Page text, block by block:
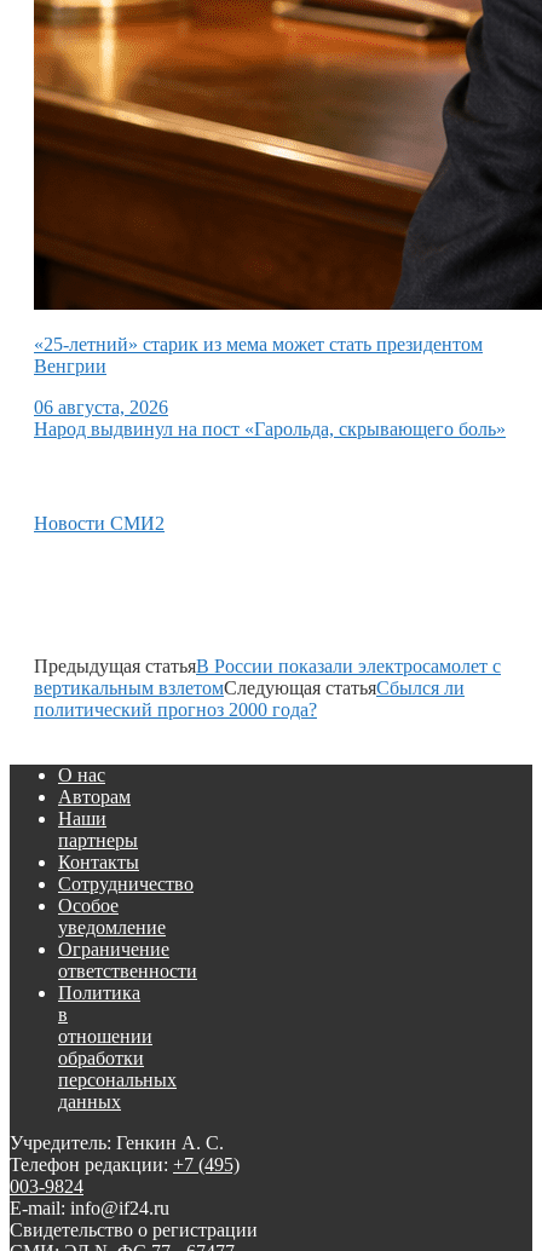
«25-летний» старик из мема может стать президентом
Венгрии
06 августа, 2026
Народ выдвинул на пост «Гарольда, скрывающего боль»
Новости СМИ2
Предыдущая статьяВ России показали электросамолет с
вертикальным взлетомСледующая статьяСбылся ли
политический прогноз 2000 года?
О нас
Авторам
Наши
партнеры
Контакты
Сотрудничество
Особое
уведомление
Ограничение
ответственности
Политика
в
отношении
обработки
персональных
данных
Учредитель: Генкин А. С.
Телефон редакции: +7 (495)
003-9824
E-mail: info@if24.ru
Свидетельство о регистрации